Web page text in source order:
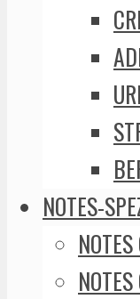
NOTES-